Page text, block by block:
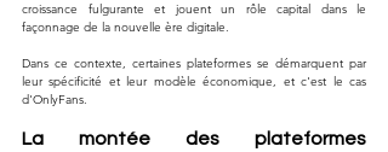
croissance fulgurante et jouent un rôle capital dans le
façonnage de la nouvelle ère digitale.
Dans ce contexte, certaines plateformes se démarquent par
leur spécificité et leur modèle économique, et c'est le cas
d'OnlyFans.
La montée des plateformes